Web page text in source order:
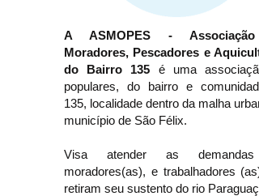
A ASMOPES -
Moradores, Pescadores e
do Bairro 135 é uma
populares, do bairro e
135, localidade dentro da malha
município de São Félix.
Visa atender as
moradores(as), e trabalhadores (as)
retiram seu sustento do rio